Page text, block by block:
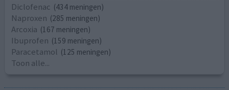
Diclofenac (434 meningen)
Naproxen (285 meningen)
Arcoxia (167 meningen)
Ibuprofen (159 meningen)
Paracetamol (125 meningen)
Toon alle...